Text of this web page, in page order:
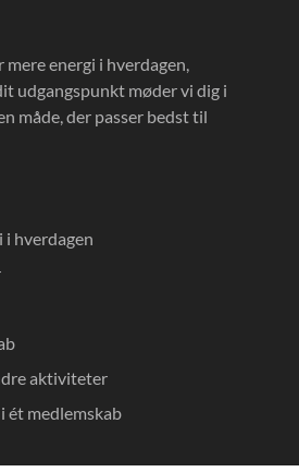
energi i hverdagen,
udgangspunkt møder vi dig i
måde, der passer bedst til
i hverdagen
aktiviteter
ét medlemskab